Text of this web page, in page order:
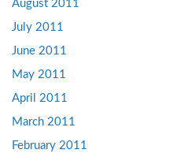
August 2011
July 2011
June 2011
May 2011
April 2011
March 2011
February 2011